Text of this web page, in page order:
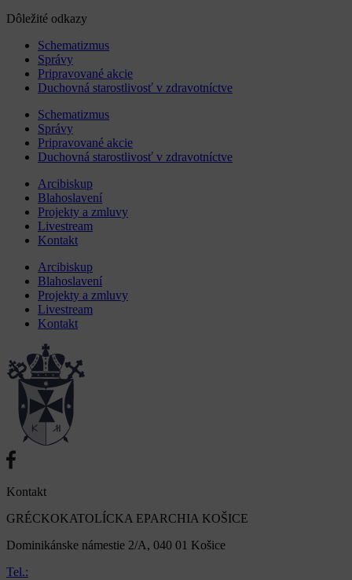
Dôležité odkazy
Schematizmus
Správy
Pripravované akcie
Duchovná starostlivosť v zdravotníctve
Schematizmus
Správy
Pripravované akcie
Duchovná starostlivosť v zdravotníctve
Arcibiskup
Blahoslavení
Projekty a zmluvy
Livestream
Kontakt
Arcibiskup
Blahoslavení
Projekty a zmluvy
Livestream
Kontakt
Kontakt
GRÉCKOKATOLÍCKA EPARCHIA KOŠICE
Dominikánske námestie 2/A, 040 01 Košice
Tel.: